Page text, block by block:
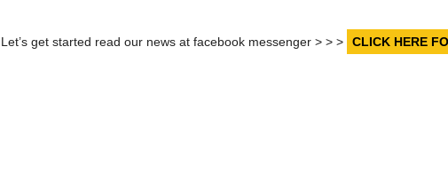
Let’s get started read our news at facebook messenger > > > CLICK HERE